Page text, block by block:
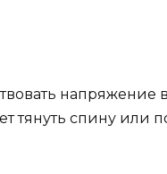
напряжение
тянуть спину или